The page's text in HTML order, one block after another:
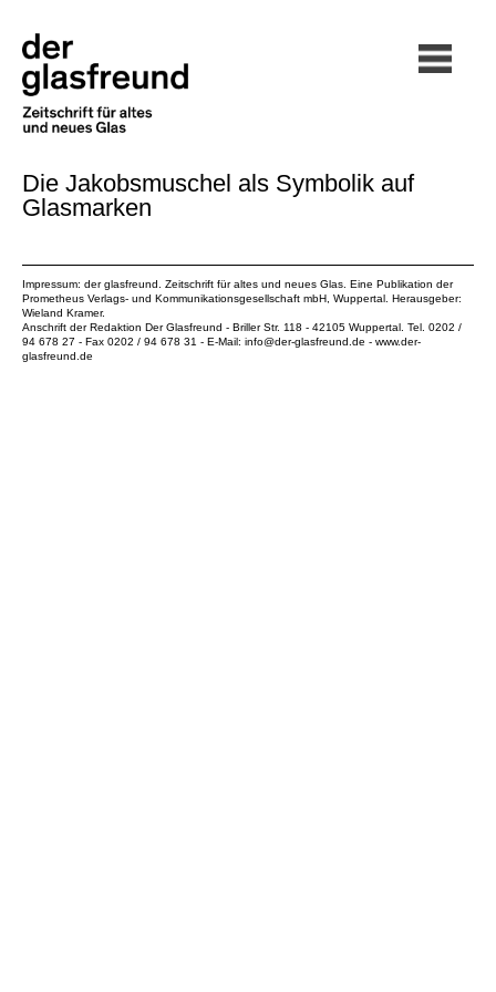
Die Jakobsmuschel als Symbolik auf
Glasmarken
Impressum: der glasfreund. Zeitschrift für altes und neues Glas. Eine Publikation der
Prometheus Verlags- und Kommunikationsgesellschaft mbH , Wuppertal. Herausgeber:
Wieland Kramer.
Anschrift der Redaktion Der Glasfreund - Briller Str. 118 - 42105 Wuppertal. Tel. 0202 /
94 678 27 - Fax 0202 / 94 678 31 - E-Mail: info@der-glasfreund.de - www.der-
glasfreund.de